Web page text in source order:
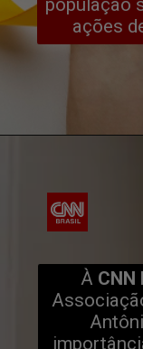
população
ações
À CNN